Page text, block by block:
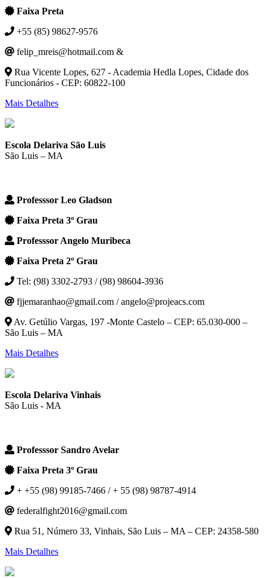
Faixa Preta
+55 (85) 98627-9576
felip_mreis@hotmail.com &
Rua Vicente Lopes, 627 - Academia Hedla Lopes, Cidade dos
Funcionários - CEP: 60822-100
Mais Detalhes
Escola Delariva São Luis
São Luis – MA
Professsor Leo Gladson
Faixa Preta 3º Grau
Professsor Angelo Muribeca
Faixa Preta 2º Grau
Tel: (98) 3302-2793 / (98) 98604-3936
fjjemaranhao@gmail.com / angelo@projeacs.com
Av. Getúlio Vargas, 197 -Monte Castelo – CEP: 65.030-000 –
São Luis – MA
Mais Detalhes
Escola Delariva Vinhais
São Luis - MA
Professsor Sandro Avelar
Faixa Preta 3º Grau
+ +55 (98) 99185-7466 / + 55 (98) 98787-4914
federalfight2016@gmail.com
Rua 51, Número 33, Vinhais, São Luis – MA – CEP: 24358-580
Mais Detalhes